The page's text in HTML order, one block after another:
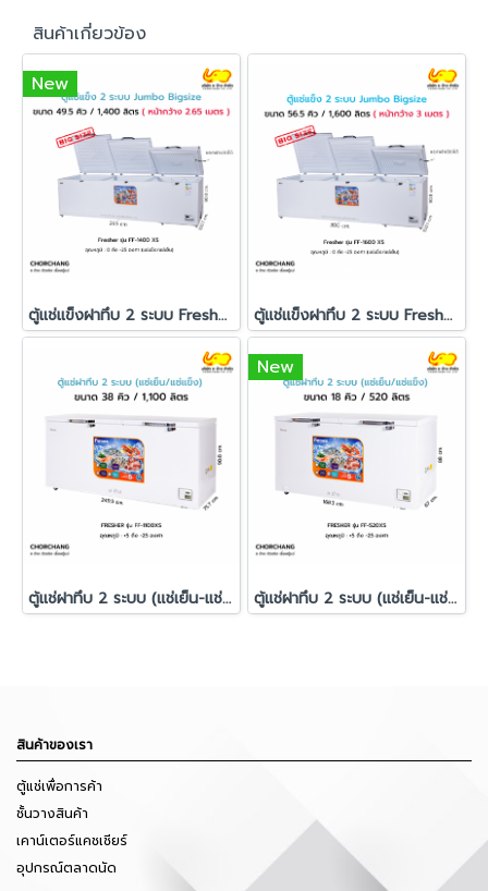
สินค้าเกี่ยวข้อง
New
ตู้แช่แข็งฝาทึบ 2 ระบบ Fresher รุ่น FF-1400XS ตู้แช่แข็งฝาทึบ 2 ระบบ Fresher รุ่น FF-1600XS
ตู้แช่ฝาทึบ 2 ระบบ (แช่เย็น-แช่แข็ง) รุ่น FF-1100XS
New
ตู้แช่ฝาทึบ 2 ระบบ (แช่เย็น-แช่แข็ง) FRESHER รุ่น FF-520XS
สินค้าของเรา
ตู้แช่เพื่อการค้า
ชั้นวางสินค้า
เคาน์เตอร์แคชเชียร์
อุปกรณ์ตลาดนัด